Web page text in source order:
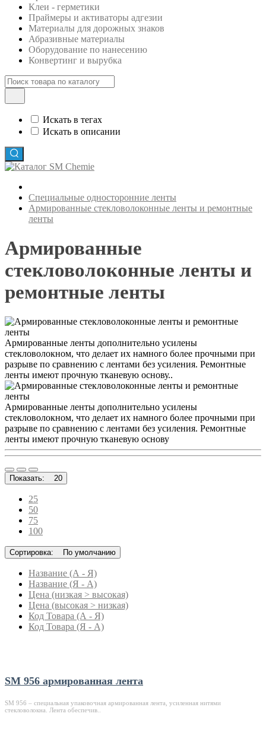
Клеи - герметики
Праймеры и активаторы адгезии
Материалы для дорожных знаков
Абразивные материалы
Оборудование по нанесению
Конвертинг и вырубка
Искать в тегах
Искать в описании
Специальные односторонние ленты
Армированные стекловолоконные ленты и ремонтные
ленты
Армированные
стекловолоконные ленты и
ремонтные ленты
Армированные ленты дополнительно усилены
стекловолокном, что делает их намного более прочными при
разрыве по сравнению с лентами без усиления. Ремонтные
ленты имеют прочную тканевую основу..
Армированные ленты дополнительно усилены
стекловолокном, что делает их намного более прочными при
разрыве по сравнению с лентами без усиления. Ремонтные
ленты имеют прочную тканевую основу
Показать: 20
25
50
75
100
Сортировка: По умолчанию
Название (А - Я)
Название (Я - А)
Цена (низкая > высокая)
Цена (высокая > низкая)
Код Товара (А - Я)
Код Товара (Я - А)
SM 956 армированная лента
SM 956 – специальная упаковочная армированная лента, усиленная нитями
стекловолокна. Лента обеспечив..